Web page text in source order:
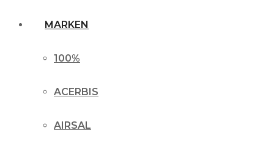
MARKEN
100%
ACERBIS
AIRSAL